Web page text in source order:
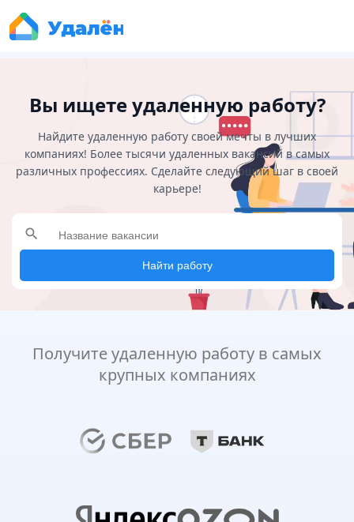
Вы ищете удаленную работу?
Найдите удаленную работу своей мечты в лучших
компаниях! Более тысячи удаленных вакансий в самых
различных профессиях. Сделайте следующий шаг в своей
карьере!
search
Найти работу
Получите удаленную работу в самых
крупных компаниях